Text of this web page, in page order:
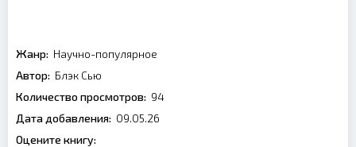
Жанр: Научно-популярное
Автор: Блэк Сью
Количество просмотров: 94
Дата добавления: 09.05.26
Оцените книгу: